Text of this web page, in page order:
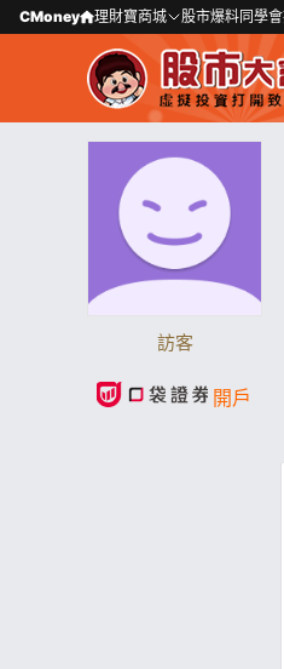
CMoney 理財寶商城 股市爆料同學會
訪客
開戶